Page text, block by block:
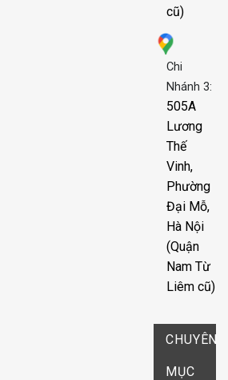
cũ)
Chi
Nhánh 3:
505A
Lương
Thế
Vinh,
Phường
Đại Mỗ,
Hà Nội
(Quận
Nam Từ
Liêm cũ)
CHUYÊN
MỤC